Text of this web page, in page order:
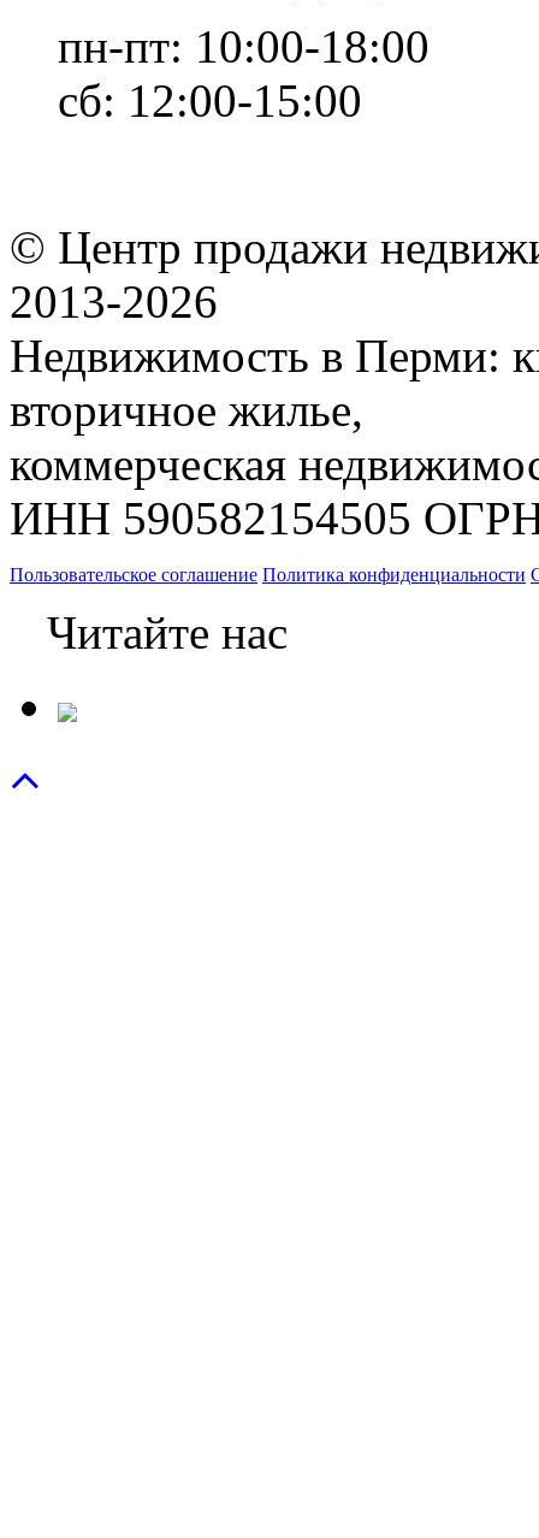
пн-пт: 10:00-18:00
сб: 12:00-15:00
© Центр продажи
2013-2026
Недвижимость в Перми:
вторичное жилье,
коммерческая
ИНН 590582154505
Пользовательское соглашение Политика конфиденциальности
Читайте нас